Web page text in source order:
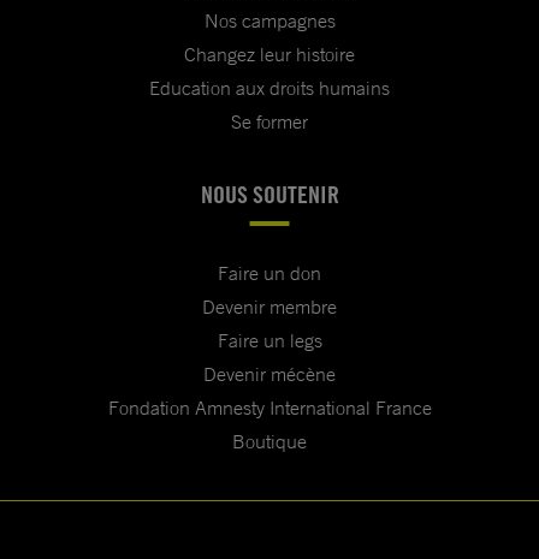
Nos campagnes
Changez leur histoire
Education aux droits humains
Se former
NOUS SOUTENIR
Faire un don
Devenir membre
Faire un legs
Devenir mécène
Fondation Amnesty International France
Boutique